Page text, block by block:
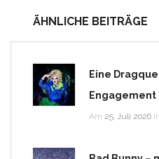
ÄHNLICHE BEITRÄGE
Eine
Engagement
Am 25. Juli 2026